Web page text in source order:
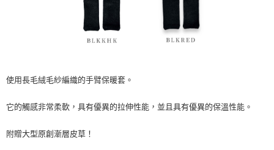
使用長毛絨毛紗編織的手臂保暖套。
它的觸感非常柔軟，具有優異的拉伸性能，並且具有優異的保溫性能。
附贈大型原創漸層皮草！